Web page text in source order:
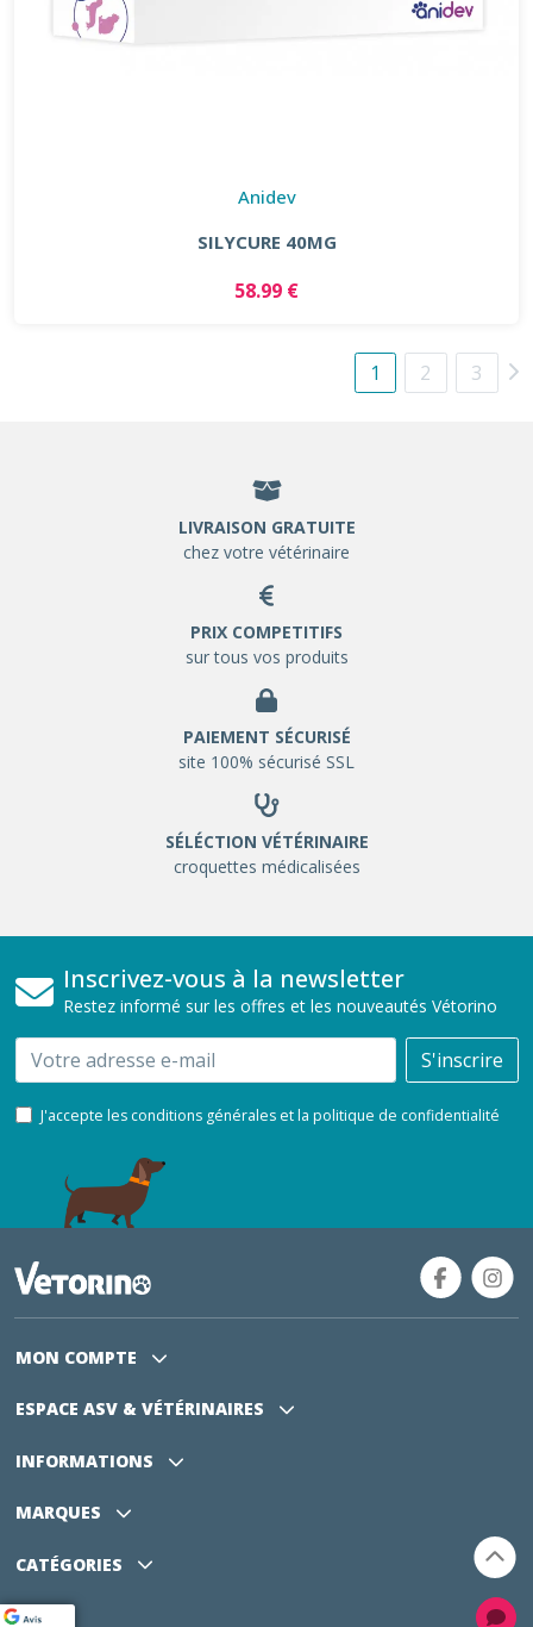
Anidev
SILYCURE 40MG
58.99 €
1 2 3
LIVRAISON GRATUITE
chez votre vétérinaire
PRIX COMPETITIFS
sur tous vos produits
PAIEMENT SÉCURISÉ
site 100% sécurisé SSL
SÉLÉCTION VÉTÉRINAIRE
croquettes médicalisées
Inscrivez-vous à la newsletter
Restez informé sur les offres et les nouveautés Vétorino
Email S'inscrire
J'accepte les conditions générales et la politique de confidentialité
MON COMPTE
ESPACE ASV & VÉTÉRINAIRES
INFORMATIONS
MARQUES
CATÉGORIES